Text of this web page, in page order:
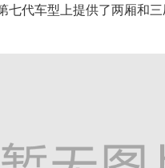
七代车型上提供了两厢和